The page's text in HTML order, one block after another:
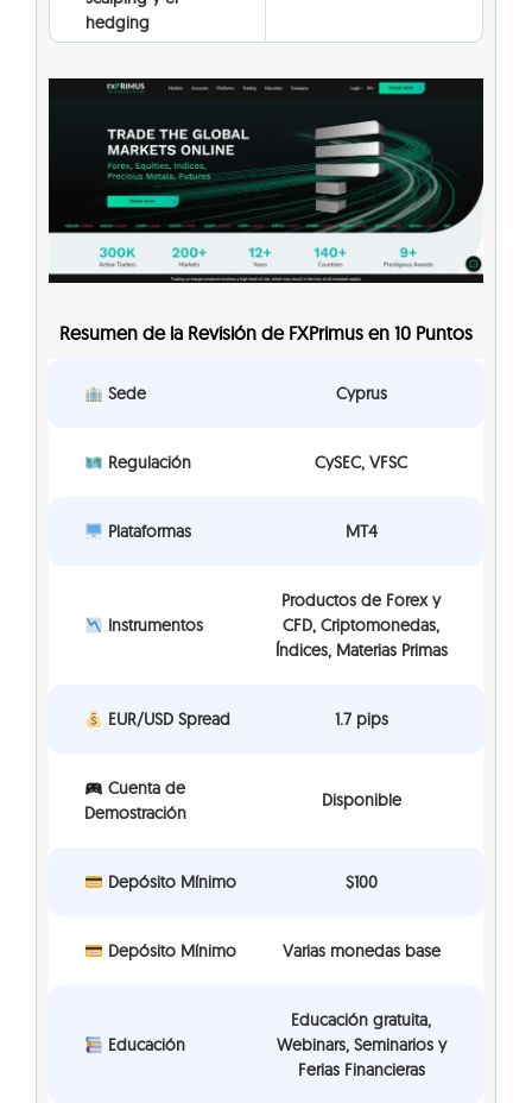
hedging
Resumen de la Revisión de FXPrimus en 10 Puntos
Sede Cyprus
Regulación CySEC, VFSC
Plataformas MT4
Instrumentos
Productos de Forex y
CFD, Criptomonedas,
Índices, Materias Primas
EUR/USD Spread 1.7 pips
Cuenta de
Demostración
Disponible
Depósito Mínimo $100
Depósito Mínimo Varias monedas base
Educación
Educación gratuita,
Webinars, Seminarios y
Ferias Financieras